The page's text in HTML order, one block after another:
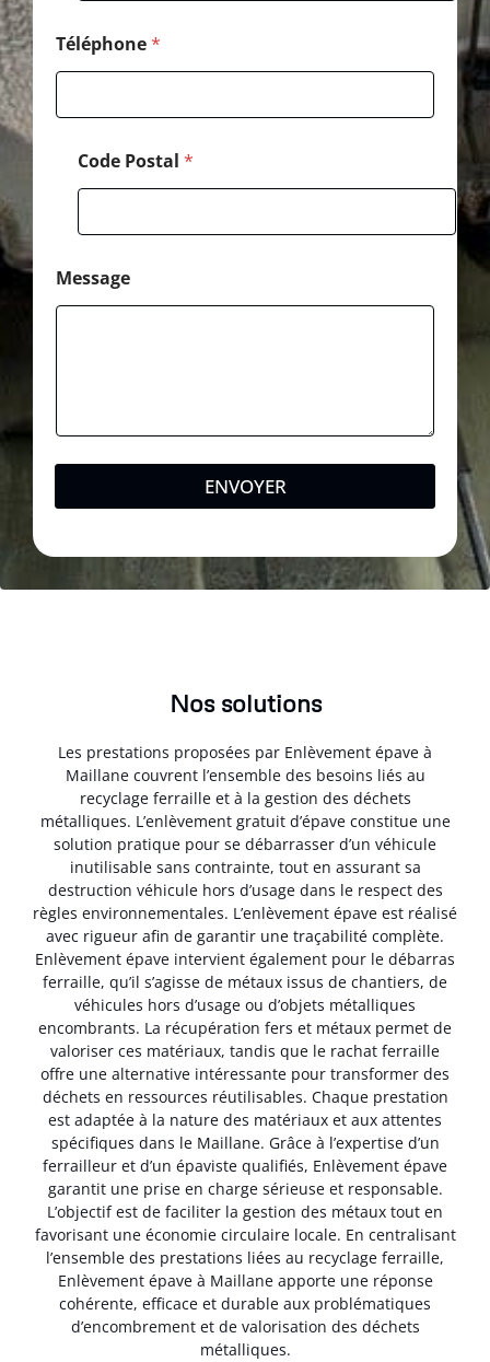
e
Téléphone*
Code Postal *
Message
ENVOYER
Nos solutions
Les prestations proposées par Enlèvement épave à
Maillane couvrent l’ensemble des besoins liés au
recyclage ferraille et à la gestion des déchets
métalliques. L’enlèvement gratuit d’épave constitue une
solution pratique pour se débarrasser d’un véhicule
inutilisable sans contrainte, tout en assurant sa
destruction véhicule hors d’usage dans le respect des
règles environnementales. L’enlèvement épave est réalisé
avec rigueur afin de garantir une traçabilité complète.
Enlèvement épave intervient également pour le débarras
ferraille, qu’il s’agisse de métaux issus de chantiers, de
véhicules hors d’usage ou d’objets métalliques
encombrants. La récupération fers et métaux permet de
valoriser ces matériaux, tandis que le rachat ferraille
offre une alternative intéressante pour transformer des
déchets en ressources réutilisables. Chaque prestation
est adaptée à la nature des matériaux et aux attentes
spécifiques dans le Maillane. Grâce à l’expertise d’un
ferrailleur et d’un épaviste qualifiés, Enlèvement épave
garantit une prise en charge sérieuse et responsable.
L’objectif est de faciliter la gestion des métaux tout en
favorisant une économie circulaire locale. En centralisant
l’ensemble des prestations liées au recyclage ferraille,
Enlèvement épave à Maillane apporte une réponse
cohérente, efficace et durable aux problématiques
d’encombrement et de valorisation des déchets
métalliques.